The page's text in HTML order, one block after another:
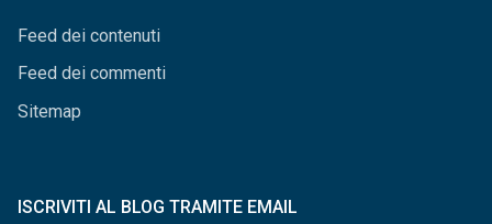
Feed dei contenuti
Feed dei commenti
Sitemap
ISCRIVITI AL BLOG TRAMITE EMAIL